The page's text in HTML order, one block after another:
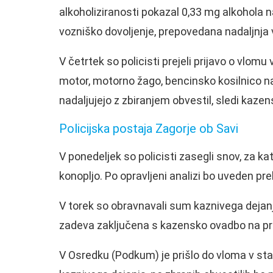
alkoholiziranosti pokazal 0,33 mg alkohola
vozniško dovoljenje, prepovedana
V četrtek so policisti prejeli prijavo o
motor, motorno žago, bencinsko kosilnico
nadaljujejo z zbiranjem obvestil, sledi
Policijska postaja Zagorje ob Savi
V ponedeljek so policisti zasegli snov, za
konopljo. Po opravljeni analizi bo uveden
V torek so obravnavali sum kaznivega
zadeva zaključena s kazensko ovadbo na
V Osredku (Podkum) je prišlo do vloma v